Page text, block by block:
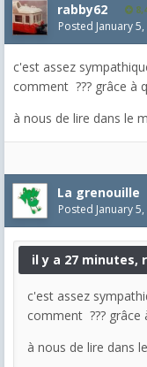
rabby62
Posted January
c'est assez
comment ??? grâce à
à nous de lire dans le
La grenouille
Posted January
il y a 27 minutes,
c'est assez
comment ??? grâce
à nous de lire dans